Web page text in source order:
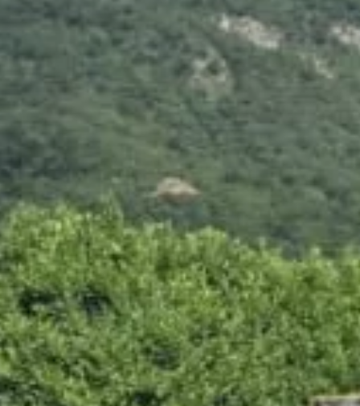
Nous
contacter
Toute l’équipe d’Auril est à votre disposition pour vous
accompagner tout au long de votre projet immobilier.
41 av. François Mitterrand
38500 VOIRON
+33(0)4.58.09.05.00